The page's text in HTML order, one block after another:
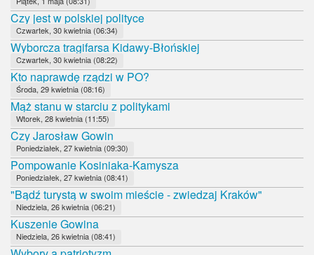
Czy jest w polskiej polityce
Czwartek, 30 kwietnia (06:34)
Wyborcza tragifarsa Kidawy-Błońskiej
Czwartek, 30 kwietnia (08:22)
Kto naprawdę rządzi w PO?
Środa, 29 kwietnia (08:16)
Mąż stanu w starciu z politykami
Wtorek, 28 kwietnia (11:55)
Czy Jarosław Gowin
Poniedziałek, 27 kwietnia (09:30)
Pompowanie Kosiniaka-Kamysza
Poniedziałek, 27 kwietnia (08:41)
"Bądź turystą w swoim mieście - zwiedzaj Kraków"
Niedziela, 26 kwietnia (06:21)
Kuszenie Gowina
Niedziela, 26 kwietnia (08:41)